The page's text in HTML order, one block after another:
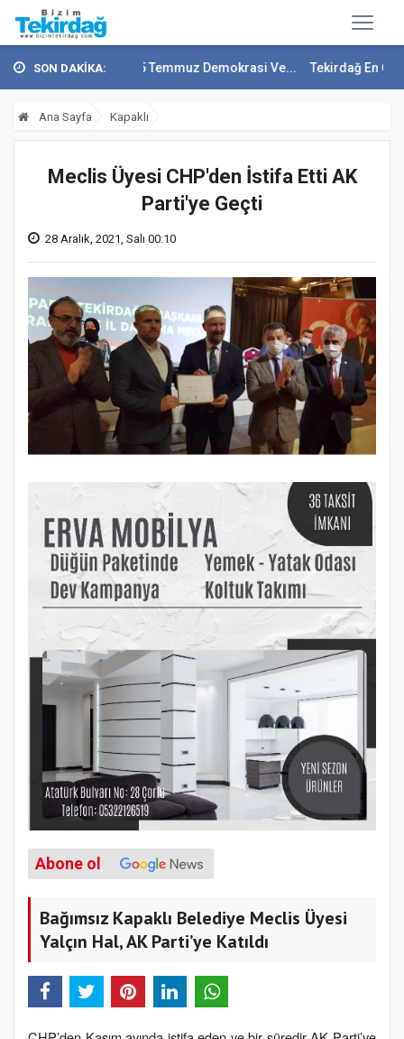
SON DAKİKA:
Soytürk'ten 15 Temmuz Demokrasi Ve... Tekirdağ En Çok Göç
Ana Sayfa Kapaklı
Meclis Üyesi CHP'den İstifa Etti AK
Parti'ye Geçti
28 Aralık, 2021, Salı 00:10
Abone ol
Bağımsız Kapaklı Belediye Meclis Üyesi
Yalçın Hal, AK Parti’ye Katıldı